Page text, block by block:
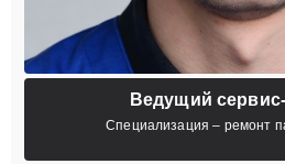
Ведущий
Специализация – ремонт